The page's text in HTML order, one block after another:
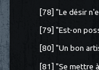
[78] "Le désir
[79] "Est-on
[80] "Un bon
[81] "Se mettre